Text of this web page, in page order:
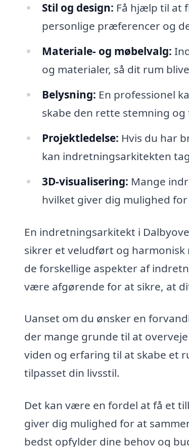
Stil og design: Få hjælp til at
personlige præferencer og
Materiale- og møbelvalg:
og materialer, så dit rum
Belysning: En professionel
skabe den rette stemning
Projektledelse: Hvis du har
kan indretningsarkitekten
3D-visualisering: Mange
hvilket giver dig mulighed
En indretningsarkitekt i
sikrer et veludført og
de forskellige aspekter af
være afgørende for at sikre, at
Uanset om du ønsker en
der mange grunde til at
viden og erfaring til at skabe et
tilpasset din livsstil.
Det kan være en fordel at få et
giver dig mulighed for at
bedst opfylder dine behov og